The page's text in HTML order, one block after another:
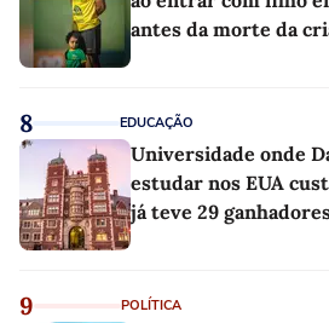
antes da morte da
8 EDUCAÇÃO
Universidade onde
estudar nos EUA
já teve 29
9 POLÍTICA